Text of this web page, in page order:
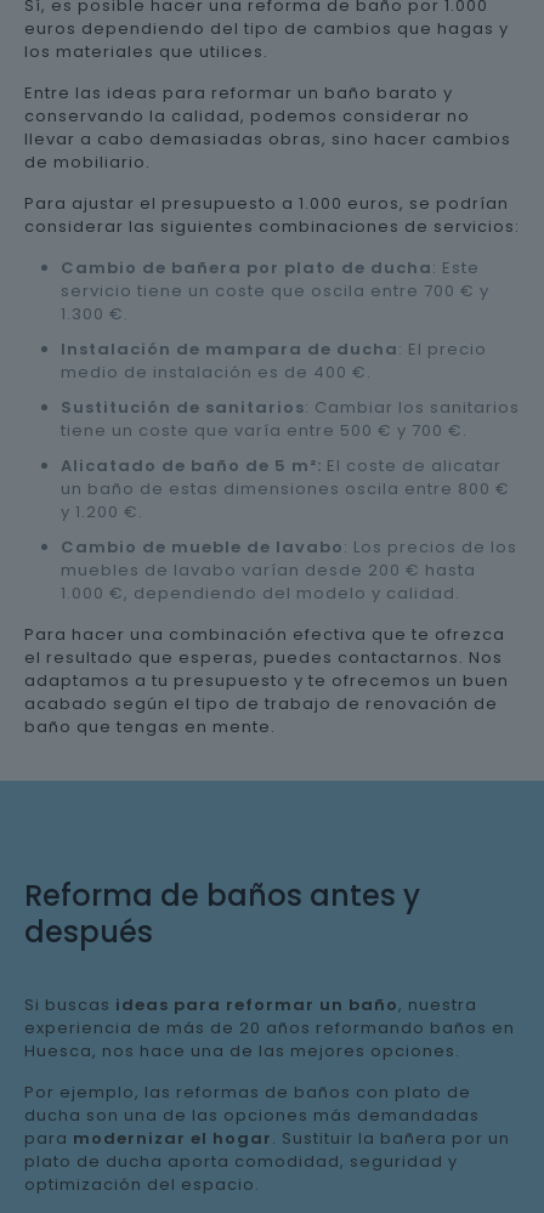
Sí, es posible hacer una reforma de baño por 1.000
euros dependiendo del tipo de cambios que hagas y
los materiales que utilices.
Entre las ideas para reformar un baño barato y
conservando la calidad, podemos considerar no
llevar a cabo demasiadas obras, sino hacer cambios
de mobiliario.
Para ajustar el presupuesto a 1.000 euros, se podrían
considerar las siguientes combinaciones de servicios:
Cambio de bañera por plato de ducha: Este
servicio tiene un coste que oscila entre 700 € y
1.300 €.
Instalación de mampara de ducha: El precio
medio de instalación es de 400 €.
Sustitución de sanitarios: Cambiar los sanitarios
tiene un coste que varía entre 500 € y 700 €.
Alicatado de baño de 5 m²: El coste de alicatar
un baño de estas dimensiones oscila entre 800 €
y 1.200 €.
Cambio de mueble de lavabo: Los precios de los
muebles de lavabo varían desde 200 € hasta
1.000 €, dependiendo del modelo y calidad.
Para hacer una combinación efectiva que te ofrezca
el resultado que esperas, puedes contactarnos. Nos
adaptamos a tu presupuesto y te ofrecemos un buen
acabado según el tipo de trabajo de renovación de
baño que tengas en mente.
Reforma de baños antes y
después
Si buscas ideas para reformar un baño, nuestra
experiencia de más de 20 años reformando baños en
Huesca, nos hace una de las mejores opciones.
Por ejemplo, las reformas de baños con plato de
ducha son una de las opciones más demandadas
para modernizar el hogar. Sustituir la bañera por un
plato de ducha aporta comodidad, seguridad y
optimización del espacio.